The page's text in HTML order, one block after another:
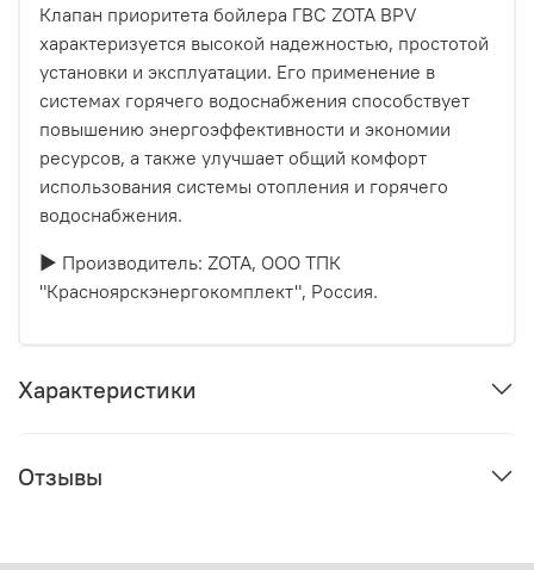
Клапан приоритета бойлера ГВС ZOTA BPV
характеризуется высокой надежностью, простотой
установки и эксплуатации. Его применение в
системах горячего водоснабжения способствует
повышению энергоэффективности и экономии
ресурсов, а также улучшает общий комфорт
использования системы отопления и горячего
водоснабжения.
► Производитель: ZOTA, ООО ТПК
"Красноярскэнергокомплект", Россия.
Характеристики
Отзывы